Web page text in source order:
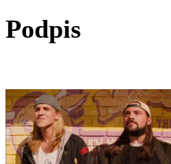
Podpis